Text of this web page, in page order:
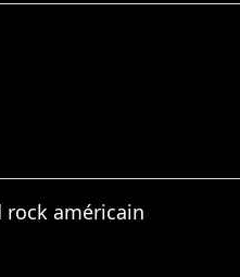
rock américain